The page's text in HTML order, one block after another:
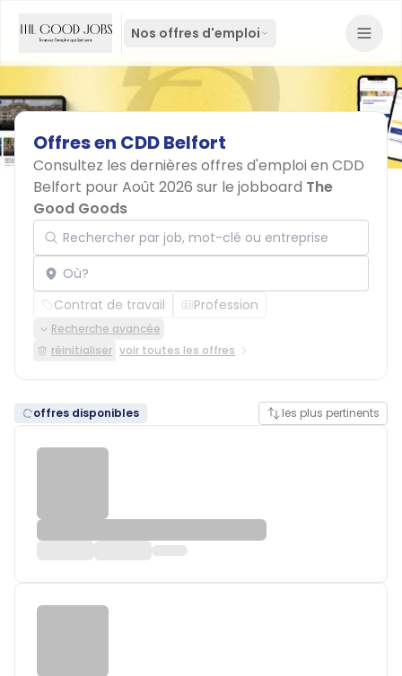
Nos offres d'emploi
Offresen CDDBelfort
Consultez les dernières offres d'emploi en CDD
Belfort pour Août 2026 sur le jobboard The
Good Goods
Rechercher par job, mot-clé ou entreprise
Localisation
Contrat de travail Profession
Recherche avancée
réinitialiser voir toutes les offres
offres disponibles les plus pertinents